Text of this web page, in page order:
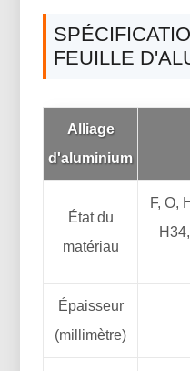
FEUILLE
Alliage
d'aluminium
État du
matériau
F, O,
Épaisseur
(millimètre)